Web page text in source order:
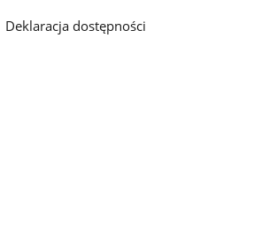
Deklaracja dostępności